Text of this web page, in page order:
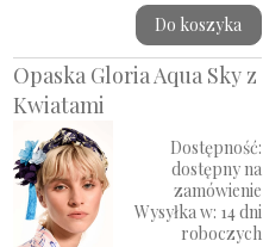
Do koszyka
Opaska Gloria Aqua Sky z
Kwiatami
Dostępność:
dostępny na
zamówienie
Wysyłka w: 14 dni
roboczych